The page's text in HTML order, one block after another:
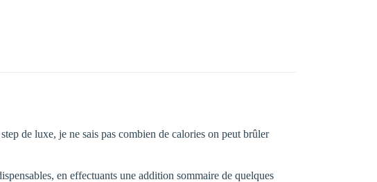
de luxe, je ne sais pas combien de calories on peut brûler
en effectuants une addition sommaire de quelques